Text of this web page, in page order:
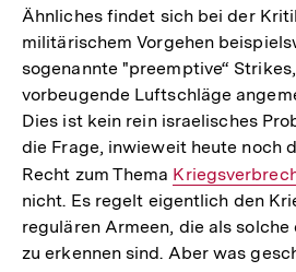
Ähnliches findet sich bei der
militärischem Vorgehen
sogenannte "preemptive“
vorbeugende Luftschläge
Dies ist kein rein israelisches
die Frage, inwieweit heute noch
Recht zum Thema Interner
Link:
nicht. Es regelt eigentlich den
regulären Armeen, die als
zu erkennen sind. Aber was